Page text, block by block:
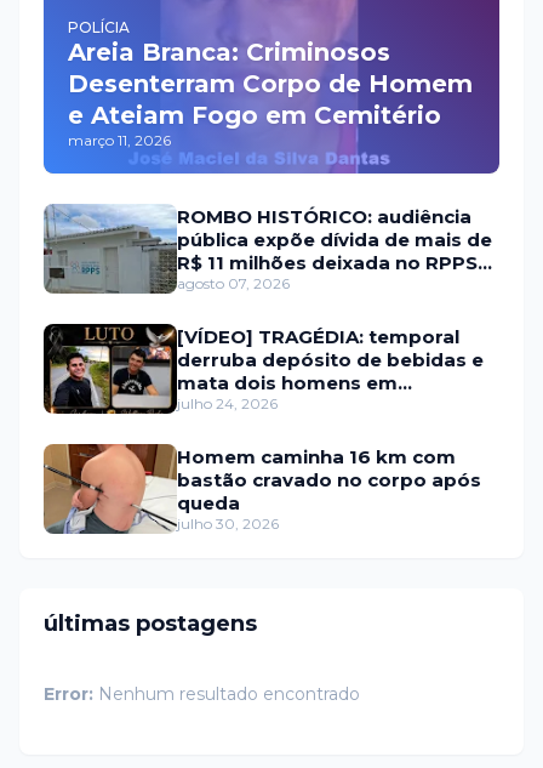
POLÍCIA
Areia Branca: Criminosos
Desenterram Corpo de Homem
e Ateiam Fogo em Cemitério
março 11, 2026
ROMBO HISTÓRICO: audiência
pública expõe dívida de mais de
R$ 11 milhões deixada no RPPS
de Itaú RN
agosto 07, 2026
[VÍDEO] TRAGÉDIA: temporal
derruba depósito de bebidas e
mata dois homens em
Portalegre
julho 24, 2026
Homem caminha 16 km com
bastão cravado no corpo após
queda
julho 30, 2026
últimas postagens
Error: Nenhum resultado encontrado